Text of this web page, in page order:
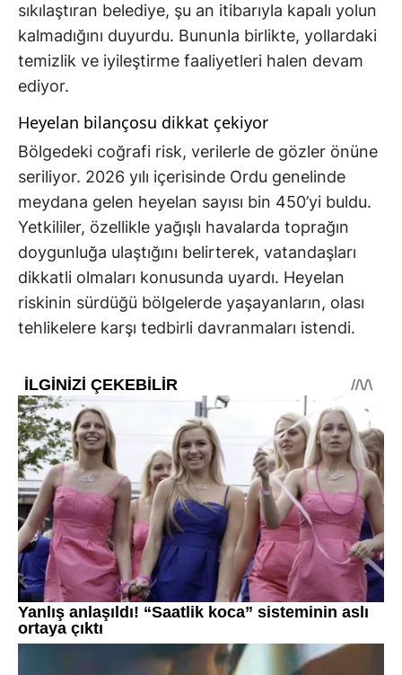
sıkılaştıran belediye, şu an itibarıyla kapalı yolun
kalmadığını duyurdu. Bununla birlikte, yollardaki
temizlik ve iyileştirme faaliyetleri halen devam
ediyor.
Heyelan bilançosu dikkat çekiyor
Bölgedeki coğrafi risk, verilerle de gözler önüne
seriliyor. 2026 yılı içerisinde Ordu genelinde
meydana gelen heyelan sayısı bin 450’yi buldu.
Yetkililer, özellikle yağışlı havalarda toprağın
doygunluğa ulaştığını belirterek, vatandaşları
dikkatli olmaları konusunda uyardı. Heyelan
riskinin sürdüğü bölgelerde yaşayanların, olası
tehlikelere karşı tedbirli davranmaları istendi.